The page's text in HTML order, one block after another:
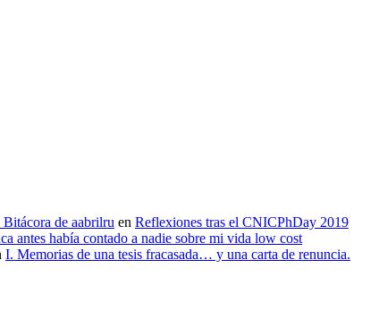
de aabrilru en Reflexiones tras el CNICPhDay 2019
antes había contado a nadie sobre mi vida low cost
I. Memorias de una tesis fracasada… y una carta de renuncia.